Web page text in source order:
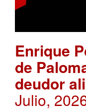
Enrique
de
deudor
Julio,